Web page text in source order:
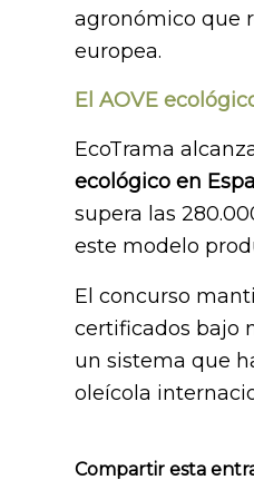
agronómico que
europea.
El AOVE
EcoTrama
ecológico en
supera las
este modelo
El concurso
certificados bajo
un sistema que
oleícola
Compartir esta